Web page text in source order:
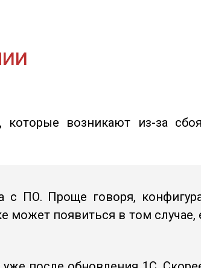
которые возникают из-за
с ПО. Проще говоря,
может появиться в том случае,